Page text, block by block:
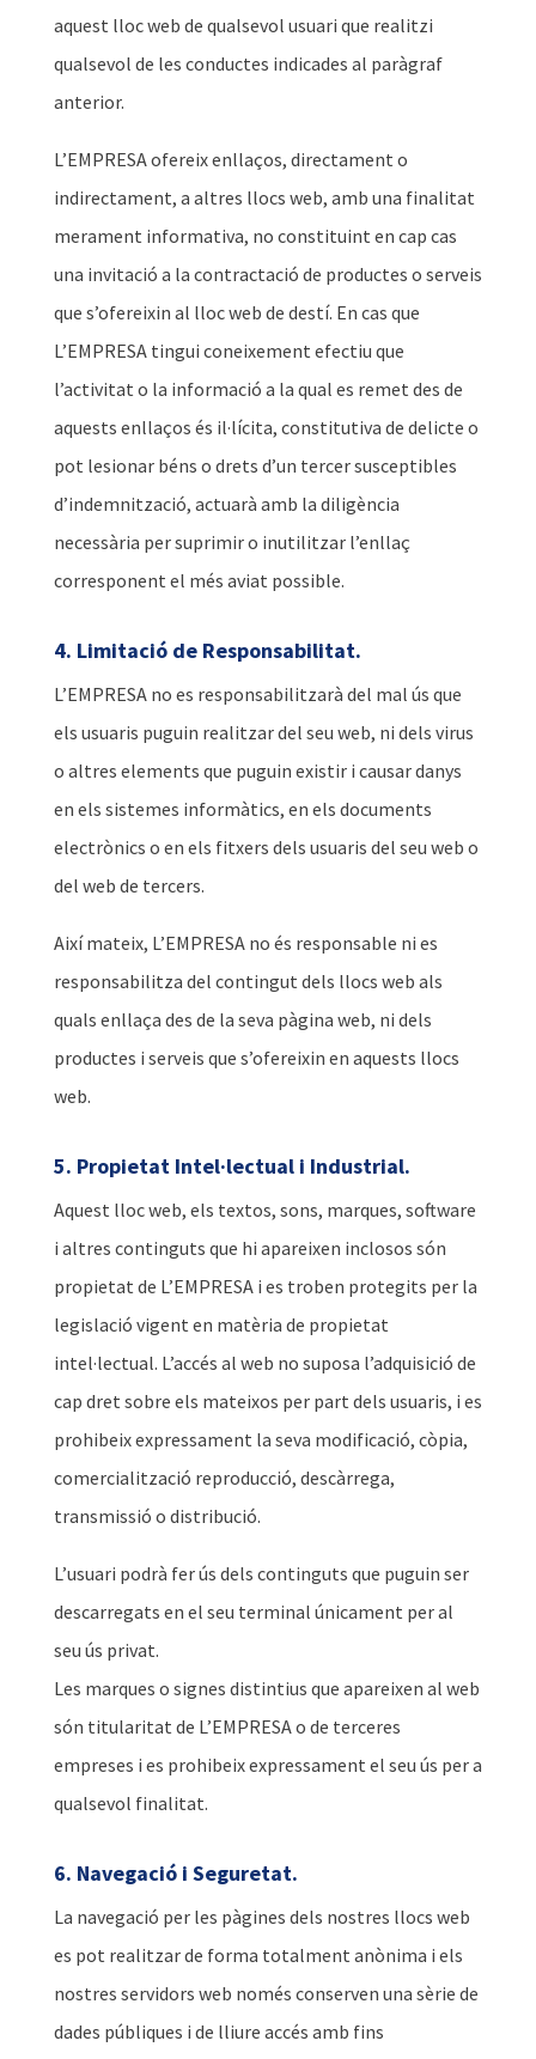
aquest lloc web de qualsevol usuari que realitzi
qualsevol de les conductes indicades al paràgraf
anterior.
L’EMPRESA ofereix enllaços, directament o
indirectament, a altres llocs web, amb una finalitat
merament informativa, no constituint en cap cas
una invitació a la contractació de productes o serveis
que s’ofereixin al lloc web de destí. En cas que
L’EMPRESA tingui coneixement efectiu que
l’activitat o la informació a la qual es remet des de
aquests enllaços és il·lícita, constitutiva de delicte o
pot lesionar béns o drets d’un tercer susceptibles
d’indemnització, actuarà amb la diligència
necessària per suprimir o inutilitzar l’enllaç
corresponent el més aviat possible.
4. Limitació de Responsabilitat.
L’EMPRESA no es responsabilitzarà del mal ús que
els usuaris puguin realitzar del seu web, ni dels virus
o altres elements que puguin existir i causar danys
en els sistemes informàtics, en els documents
electrònics o en els fitxers dels usuaris del seu web o
del web de tercers.
Així mateix, L’EMPRESA no és responsable ni es
responsabilitza del contingut dels llocs web als
quals enllaça des de la seva pàgina web, ni dels
productes i serveis que s’ofereixin en aquests llocs
web.
5. Propietat Intel·lectual i Industrial.
Aquest lloc web, els textos, sons, marques, software
i altres continguts que hi apareixen inclosos són
propietat de L’EMPRESA i es troben protegits per la
legislació vigent en matèria de propietat
intel·lectual. L’accés al web no suposa l’adquisició de
cap dret sobre els mateixos per part dels usuaris, i es
prohibeix expressament la seva modificació, còpia,
comercialització reproducció, descàrrega,
transmissió o distribució.
L’usuari podrà fer ús dels continguts que puguin ser
descarregats en el seu terminal únicament per al
seu ús privat.
Les marques o signes distintius que apareixen al web
són titularitat de L’EMPRESA o de terceres
empreses i es prohibeix expressament el seu ús per a
qualsevol finalitat.
6. Navegació i Seguretat.
La navegació per les pàgines dels nostres llocs web
es pot realitzar de forma totalment anònima i els
nostres servidors web només conserven una sèrie de
dades públiques i de lliure accés amb fins